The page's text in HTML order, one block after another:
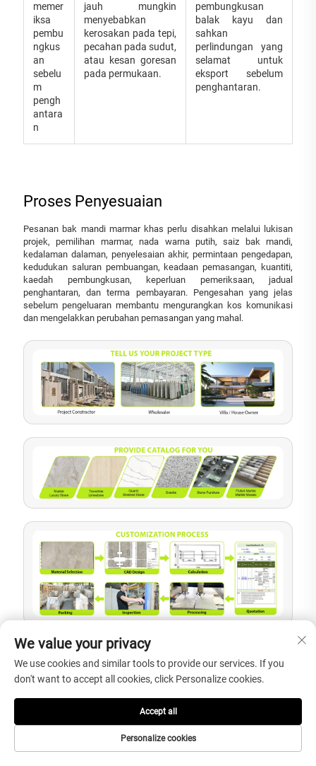
memer
iksa
pembu
ngkus
an
sebelu
m
pengh
antara
n
jauh mungkin
menyebabkan
kerosakan pada tepi,
pecahan pada sudut,
atau kesan goresan
pada permukaan.
pembungkusan
balak kayu dan
sahkan
perlindungan yang
selamat untuk
eksport sebelum
penghantaran.
Proses Penyesuaian
Pesanan bak mandi marmar khas perlu disahkan melalui lukisan
projek, pemilihan marmar, nada warna putih, saiz bak mandi,
kedalaman dalaman, penyelesaian akhir, permintaan pengedapan,
kedudukan saluran pembuangan, keadaan pemasangan, kuantiti,
kaedah pembungkusan, keperluan pemeriksaan, jadual
penghantaran, dan terma pembayaran. Pengesahan yang jelas
sebelum pengeluaran membantu mengurangkan kos komunikasi
dan mengelakkan perubahan pemasangan yang mahal.
Anja
kan
Perkara yang Perlu
Disahkan
Nilai Pembeli
Kawasan aplikasi,
kuantiti projek,
marmar sesuai
We value your privacy
We use cookies and similar tools to provide our services. If you
don't want to accept all cookies, click Personalize cookies.
Personalize cookies
Accept all